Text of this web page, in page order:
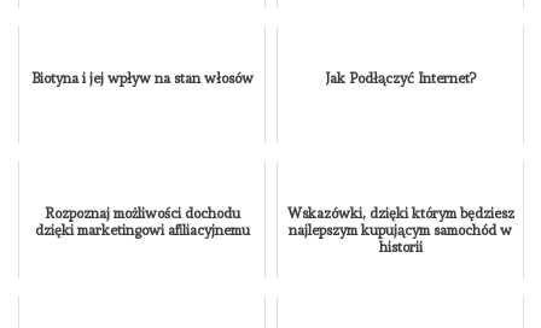
Biotyna i jej wpływ na stan włosów Jak Podłączyć Internet?
Rozpoznaj możliwości dochodu
dzięki marketingowi afiliacyjnemu
Wskazówki, dzięki którym będziesz
najlepszym kupującym samochód w
historii